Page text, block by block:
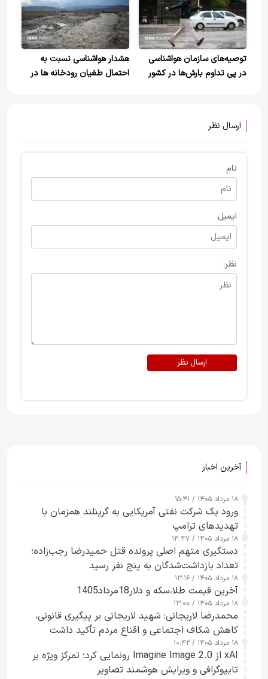
توصیه‌های سازمان هواشناسی
در پی تداوم بارش‌ها در کشور
هشدار هواشناسی نسبت به
احتمال طغیان رودخانه ها در
ارسال نظر
نام
ایمیل
نظر:
ارسال نظر
آخرین اخبار
۱۸ مرداد ۱۴۰۵ / ۱۵:۴۱
ورود یک شرکت نفتی آمریکایی به گرینلند همزمان با
تهدیدهای ترامپ
۱۸ مرداد ۱۴۰۵ / ۱۴:۴۷
دستگیری متهم اصلی پرونده قتل حمیدرضا رجب‌زاده؛
تعداد بازداشت‌شدگان به پنج نفر رسید
۱۸ مرداد ۱۴۰۵ / ۱۳:۱۶
آخرین قیمت طلا،سکه و دلار18مرداد1405
۱۸ مرداد ۱۴۰۵ / ۱۳:۰۰
محمدرضا لاریجانی: شهید لاریجانی بر پیگیری قانونی،
کاهش شکاف اجتماعی و اقناع مردم تأکید داشت
۱۸ مرداد ۱۴۰۵ / ۱۰:۴۲
xAI از Imagine Image 2.0 رونمایی کرد؛ تمرکز ویژه بر
تایپوگرافی و ویرایش هوشمند تصاویر